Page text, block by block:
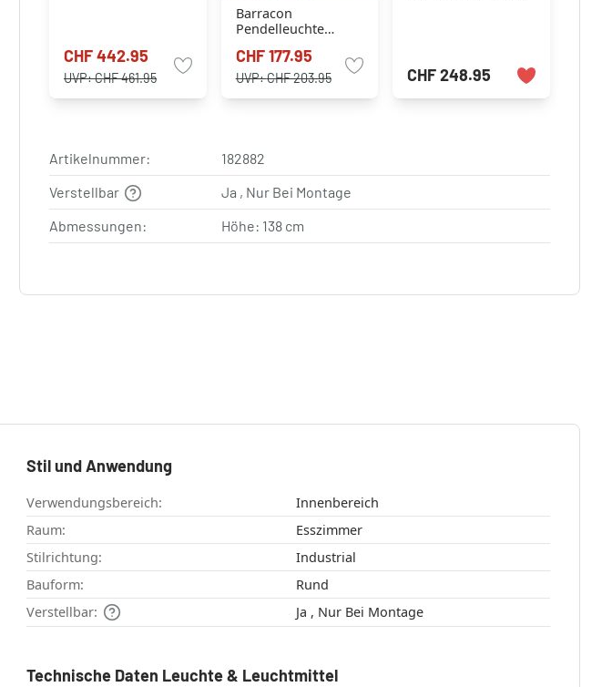
CHF 442.95
UVP:CHF 461.95
Barracon
Pendelleuchte
CHF 177.95
UVP:CHF 203.95 CHF 248.95
Artikelnummer:
182882
Verstellbar
Ja , Nur Bei Montage
Abmessungen:
Höhe: 138 cm
Stil und Anwendung
Verwendungsbereich:
Innenbereich
Raum:
Esszimmer
Stilrichtung:
Industrial
Bauform:
Rund
Verstellbar:
Ja , Nur Bei Montage
Technische Daten Leuchte & Leuchtmittel